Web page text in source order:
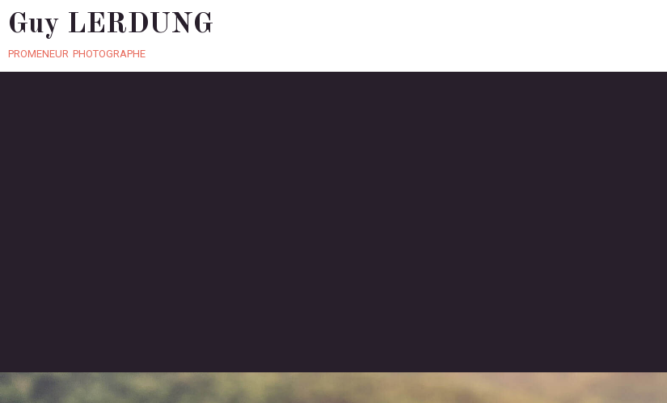
Guy LERDUNG
promeneur photographe